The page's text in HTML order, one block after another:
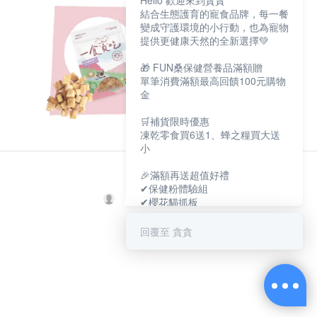
結合生態護育的寵食品牌，每一餐
變成守護環境的小行動，也為寵物
提供更健康天然的全新選擇💚
🎁 FUN桑保健營養品滿額贈
單筆消費滿額最高回饋100元購物
金
🛒補貨限時優惠
凍乾零食買6送1、蜂之糧買大送
小
🎉滿額再送超值好禮
✔保健粉體驗組
✔櫻花貓抓板
😺新朋友加LINE領取免費罐罐
回覆至 貪貪